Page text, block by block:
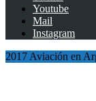
Youtube
Mail
Instagram
2017 Aviación en